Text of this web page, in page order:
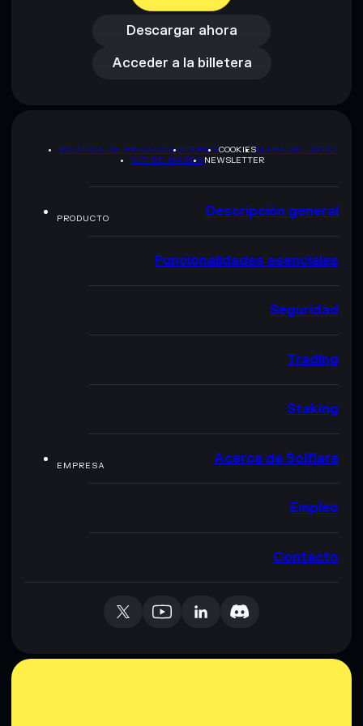
Descargar ahora
Acceder a la billetera
Acceder a la billetera
POLÍTICA DE PRIVACIDADTERMSCOOKIESMAPA DEL SITIO
KIT DE MARCA NEWSLETTER
PRODUCTO Descripción general
Funcionalidades esenciales
Seguridad
Trading
Staking
EMPRESA Acerca de Solflare
Empleo
Contacto